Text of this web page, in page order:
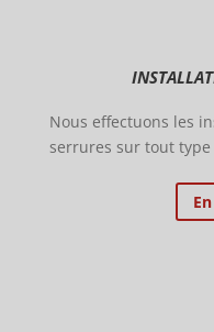
Nous effectuons les
serrures sur tout